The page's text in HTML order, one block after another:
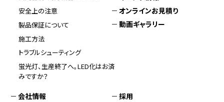
安全上の注意
製品保証について
施工方法
トラブルシューティング
蛍光灯、生産終了へ。LED化はお済
みですか？
オンラインお見積り
動画ギャラリー
会社情報
採用